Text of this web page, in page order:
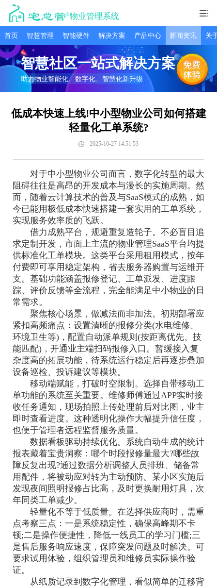
物业管理系统
首页 智慧管理 智能硬件 解决方案 产品中心 新闻资讯 关
智慧社区一站式解决方案
助力物业智能化、数字化、智慧化新升级
低成本快速上线!中小型物业公司如何搭建
轻量化工单系统?
2025-10-27 14:51:53
对于中小型物业公司而言，数字化转型的最大
阻碍往往是高昂的开发成本与漫长的实施周期。然
而，随着云计算技术的普及与SaaS模式的成熟，如
今已能用极低成本快速搭建一套实用的工单系统，
实现服务效率质的飞跃。
借力成熟平台，规避重复造轮子。不必盲目追
求定制开发，市面上主流的物业管理SaaS平台均提
供标准化工单模块。这类平台采用租用模式，按年
付费即可享用稳定架构，省去服务器购置与运维开
支。基础功能涵盖报修登记、工单派发、进度跟
踪、评价反馈等全流程，完全能满足中小物业的日
常需求。
聚焦核心场景，做减法而非加法。初期部署应
紧扣高频痛点：设置清晰的报修分类(水电维修、
环境卫生等)，配置自动派单规则(按距离优先、技
能匹配)，开通业主端扫码报修入口。暂缓接入复
杂度高的拓展功能，待系统运行稳定后再逐步叠加
设备巡检、投诉建议等模块。
移动端赋能，打破时空限制。选择自带移动工
单功能的系统至关重要。维修师傅通过APP实时接
收任务通知，现场拍照上传处理前后对比图，业主
即时查看进度。这种透明化操作大幅提升信任度，
也便于管理者远程监督服务质量。
数据看板驱动持续优化。系统自动生成的统计
报表藏着宝贵洞察：哪个时段报修量最大?哪些故
障反复出现?通过数据分析调整人员排班、储备常
用配件，将被动应对转为主动预防。某小区实施后
发现夜间照明报修占比高，及时更换耐用灯具，次
年同类工单减少。
轻量化不等于低质量。在选择供应商时，需重
点考察三点：一是系统稳定性，确保高峰期不卡
顿;二是操作便捷性，降低一线员工的学习门槛;三
是售后服务响应速度，保障突发问题及时解决。可
要求试用体验，组织管理员和维修员实际操作验
证。
从纸质记录到数字化管理，看似简单的迁移背